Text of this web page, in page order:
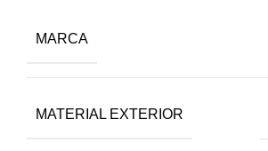
MARCA
MATERIAL EXTERIOR